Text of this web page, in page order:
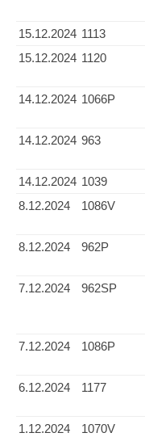
15.12.2024 1113
15.12.2024 1120
14.12.2024 1066P
14.12.2024 963
14.12.2024 1039
8.12.2024
1086V
8.12.2024 962P
7.12.2024 962SP
7.12.2024 1086P
6.12.2024 1177
1.12.2024 1070V